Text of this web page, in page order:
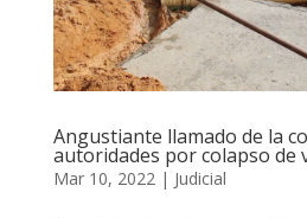
Angustiante llamado de la
autoridades por colapso de
Mar 10, 2022| Judicial